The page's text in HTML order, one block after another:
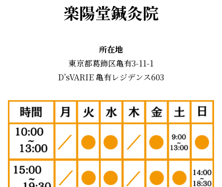
楽陽堂鍼灸院
所在地
東京都葛飾区亀有3-11-1
D’sVARIE 亀有レジデンス603